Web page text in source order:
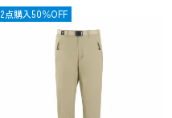
OUTLET
2点購入50％OFF